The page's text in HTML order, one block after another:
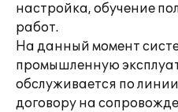
настройка, обучение
работ.
На данный момент
промышленную
обслуживается по
договору на